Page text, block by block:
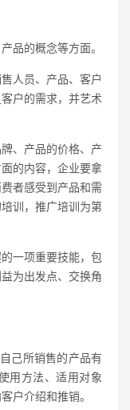
品的概念等方面。
人员、产品、客户
户的需求，并艺术
、产品的价格、产
的内容，企业要拿
者感受到产品和需
训，推广培训为第
一项重要技能，包
为出发点、交换角
己所销售的产品有
用方法、适用对象
户介绍和推销。